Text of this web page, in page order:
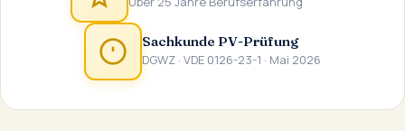
Sachkunde PV-Prüfung
DGWZ · VDE 0126-23-1 · Mai 2026